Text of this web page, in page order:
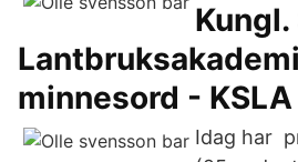
minnesord - KSLA
Idag har